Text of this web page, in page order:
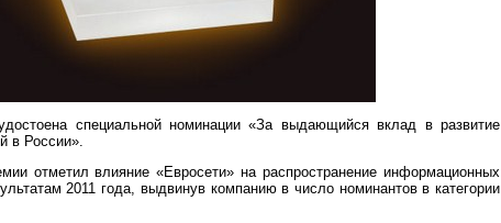
специальной номинации «За выдающийся вклад в развитие
в России».
отметил влияние «Евросети» на распространение информационных
2011 года, выдвинув компанию в число номинантов в категории